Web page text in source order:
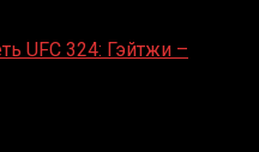
UFC 324: Гэйтжи –